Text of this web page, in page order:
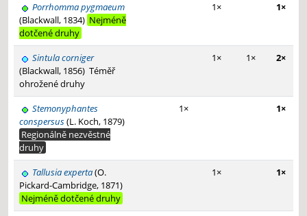
Porrhomma pygmaeum
(Blackwall, 1834) Nejméně
dotčené druhy
1× 1×
Sintula corniger
(Blackwall, 1856) Téměř
ohrožené druhy
1× 1× 2×
Stemonyphantes
conspersus(L. Koch, 1879)
Regionálně nezvěstné
druhy
1× 1×
Tallusia experta(O.
Pickard-Cambridge, 1871)
Nejméně dotčené druhy
1× 1×